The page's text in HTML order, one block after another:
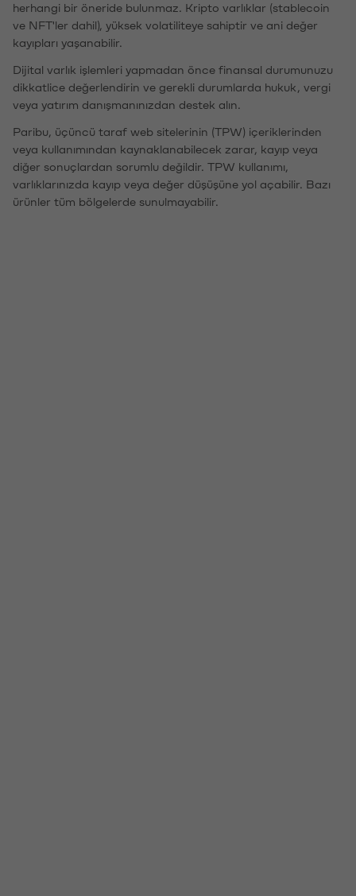
herhangi bir öneride bulunmaz. Kripto varlıklar (stablecoin
ve NFT'ler dahil), yüksek volatiliteye sahiptir ve ani değer
kayıpları yaşanabilir.
Dijital varlık işlemleri yapmadan önce finansal durumunuzu
dikkatlice değerlendirin ve gerekli durumlarda hukuk, vergi
veya yatırım danışmanınızdan destek alın.
Paribu, üçüncü taraf web sitelerinin (TPW) içeriklerinden
veya kullanımından kaynaklanabilecek zarar, kayıp veya
diğer sonuçlardan sorumlu değildir. TPW kullanımı,
varlıklarınızda kayıp veya değer düşüşüne yol açabilir. Bazı
ürünler tüm bölgelerde sunulmayabilir.